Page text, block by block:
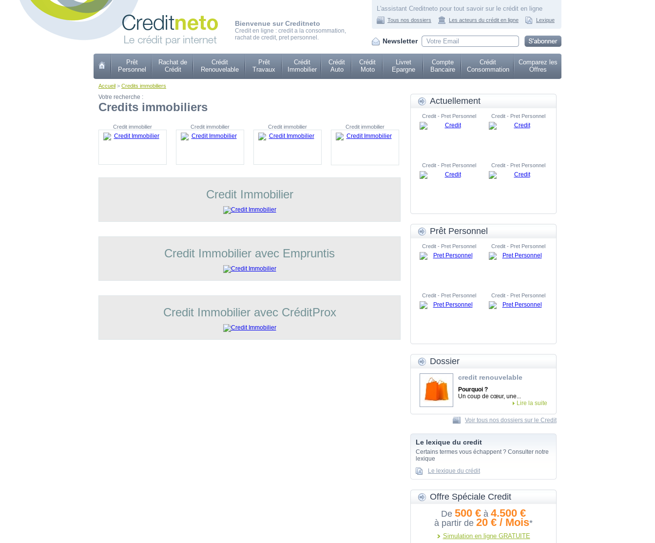
Bienvenue sur Creditneto
Credit en ligne : credit a la consommation,
rachat de credit, pret personnel.
L'assistant Creditneto pour tout savoir sur le crédit en ligne
Tous nos dossiers Les acteurs du crédit en ligne Lexique
Newsletter
Prêt
Personnel
Rachat de
Crédit
Crédit
Renouvelable
Prêt
Travaux
Crédit
Immobilier
Crédit
Auto
Crédit
Moto
Livret
Epargne
Compte
Bancaire
Crédit
Consommation
Comparez les
Offres
Accueil > Credits immobiliers
Votre recherche :
Credits immobiliers
Credit immobilier Credit immobilier Credit immobilier Credit immobilier
Credit Immobilier
Credit Immobilier avec Empruntis
Credit Immobilier avec CréditProx
Actuellement
Credit - Pret Personnel Credit - Pret Personnel
Credit - Pret Personnel Credit - Pret Personnel
Prêt Personnel
Credit - Pret Personnel Credit - Pret Personnel
Credit - Pret Personnel Credit - Pret Personnel
Dossier
credit renouvelable
Pourquoi ?
Un coup de cœur, une...
Lire la suite
Voir tous nos dossiers sur le Credit
Le lexique du credit
Certains termes vous échappent ? Consulter notre
lexique
Le lexique du crédit
Offre Spéciale Credit
De 500 € à 4.500 €
à partir de 20 € / Mois*
Simulation en ligne GRATUITE